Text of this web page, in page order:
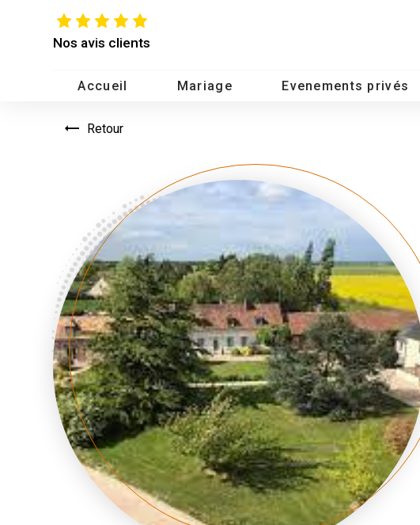
Nos avis clients
Accueil Mariage Evenements privés
Retour